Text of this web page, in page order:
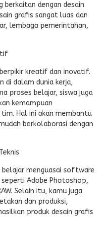
berkaitan dengan desain
grafis sangat luas dan
lembaga pemerintahan,
kreatif dan inovatif.
di dalam dunia kerja,
proses belajar, siswa juga
kemampuan
Hal ini akan membantu
berkolaborasi dengan
belajar menguasai software
Adobe Photoshop,
Selain itu, kamu juga
dan produksi,
produk desain grafis